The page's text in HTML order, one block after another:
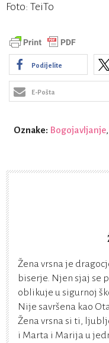
Foto: TeiTo
Podijelite
E-Pošta
Oznake: Bogojavljanje,
Žena vrsna je
biserje. Njen sjaj se
oblikuje u sigurnoj
Nije savršena kao
Žena vrsna si ti,
i Marta i Marija u